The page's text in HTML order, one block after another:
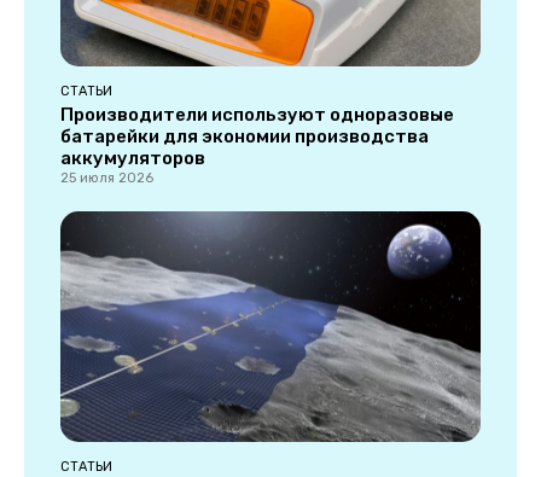
СТАТЬИ
Производители используют одноразовые
батарейки для экономии производства
аккумуляторов
25 июля 2026
СТАТЬИ